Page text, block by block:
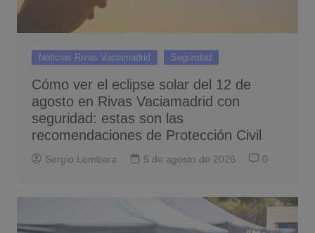
Noticias Rivas Vaciamadrid Seguridad
Cómo ver el eclipse solar del 12 de
agosto en Rivas Vaciamadrid con
seguridad: estas son las
recomendaciones de Protección Civil
Sergio Lombera 5 de agosto de 2026 0